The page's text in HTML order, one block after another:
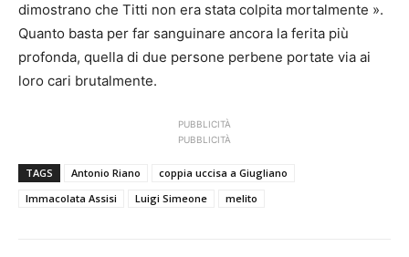
dimostrano che Titti non era stata colpita mortalmente ».
Quanto basta per far sanguinare ancora la ferita più
profonda, quella di due persone perbene portate via ai
loro cari brutalmente.
PUBBLICITÀ
PUBBLICITÀ
TAGS Antonio Riano
coppia uccisa a Giugliano
Immacolata Assisi
Luigi Simeone melito